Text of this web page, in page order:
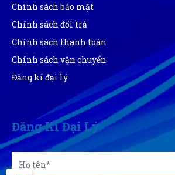
Như Quỳnh
(Đánh giá 1 năm trước)
đã tham khảo nhiều bên nhưng đây
PN
Phi Pha Nguyễn
(Đánh giá 1 năm trước)
đi đâu cũng thấy bên đây. chuyên
Chính sách bảo mật
Chính sách đổi trả
Chính sách thanh toán
Chính sách vận chuyển
Đăng kí đại lý
Đăng Kí Đại Lý